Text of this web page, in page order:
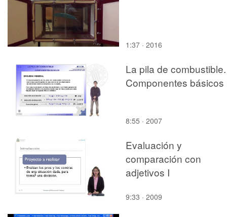
1:37 · 2016
La pila de combustible.
Componentes básicos
8:55 · 2007
Evaluación y
comparación con
adjetivos I
9:33 · 2009